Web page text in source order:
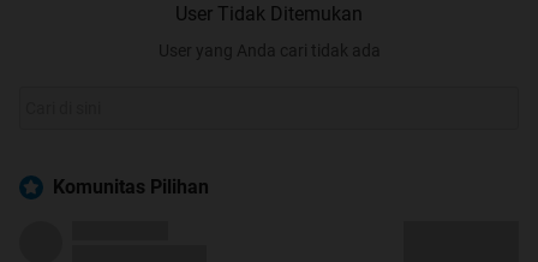
User Tidak Ditemukan
User yang Anda cari tidak ada
Komunitas Pilihan